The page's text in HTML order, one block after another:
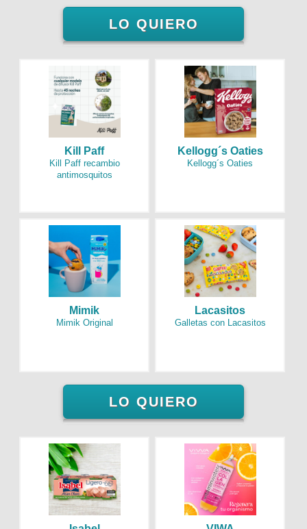
LO QUIERO
Kill Paff
Kill Paff recambio
antimosquitos
Kellogg´s Oaties
Kellogg´s Oaties
Mimik
Mimik Original
Lacasitos
Galletas con Lacasitos
LO QUIERO